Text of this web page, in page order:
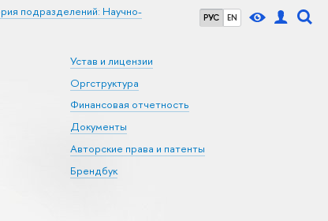
РУС EN
подразделений: Научно-
Устав и лицензии
Оргструктура
Финансовая отчетность
Документы
Авторские права и патенты
Брендбук